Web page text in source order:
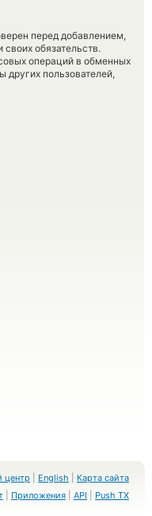
перед добавлением,
обязательств.
операций в обменных
других пользователей,
центр English
Карта сайта
Приложения API Push TX